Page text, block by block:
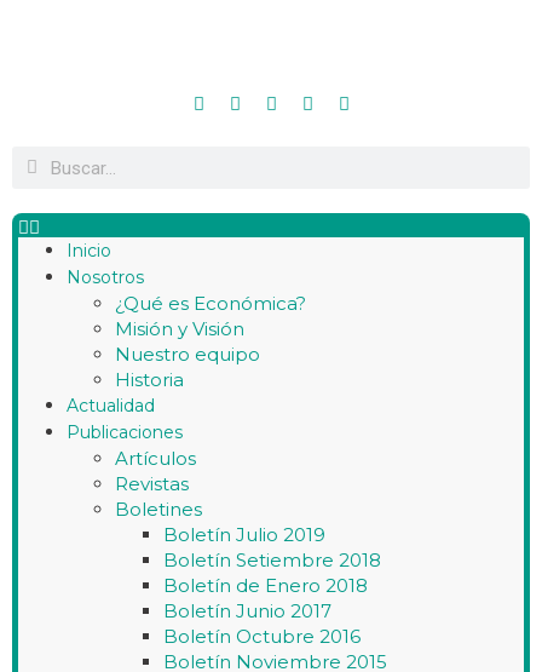
Inicio
Nosotros
¿Qué es Económica?
Misión y Visión
Nuestro equipo
Historia
Actualidad
Publicaciones
Artículos
Revistas
Boletines
Boletín Julio 2019
Boletín Setiembre 2018
Boletín de Enero 2018
Boletín Junio 2017
Boletín Octubre 2016
Boletín Noviembre 2015